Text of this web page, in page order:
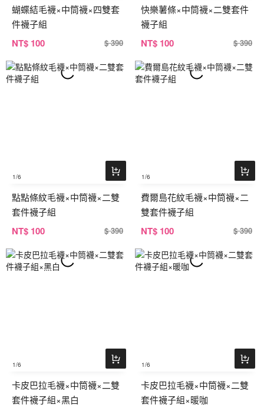
蝴蝶結毛襪×中筒襪×四雙套
件襪子組
NT$ 100 $ 390
快樂薯條×中筒襪×二雙套件
襪子組
NT$ 100 $ 390
1/6
點點條紋毛襪×中筒襪×二雙
套件襪子組
NT$ 100 $ 390
1/6
費爾島花紋毛襪×中筒襪×二
雙套件襪子組
NT$ 100 $ 390
1/6
卡皮巴拉毛襪×中筒襪×二雙
套件襪子組×黑白
1/6
卡皮巴拉毛襪×中筒襪×二雙
套件襪子組×暖咖